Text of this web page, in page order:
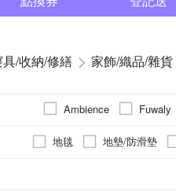
/收納/修繕 家飾/織品/雜貨
Ambience Fuwaly
范登伯格
西格傢飾
地毯 地墊/防滑墊